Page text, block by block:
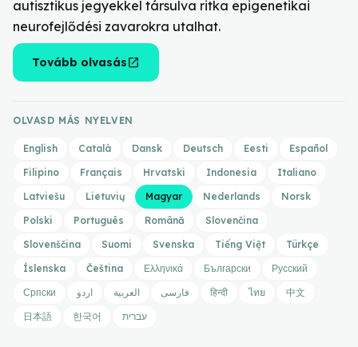
autisztikus jegyekkel társulva ritka epigenetikai
neurofejlődési zavarokra utalhat.
Tovább olvasásopen_in_new
OLVASD MÁS NYELVEN
English Català Dansk Deutsch Eesti
Español
Filipino
Français Hrvatski Indonesia
Italiano
Latviešu
Lietuvių Magyar Nederlands
Norsk
Polski
Português Română
Slovenčina
Slovenščina
Suomi Svenska Tiếng Việt
Türkçe
Íslenska
Čeština Ελληνικά Български
Русский
Српски
اردو العربية فارسی हिन्दी ไทย
中文
日本語
한국어 עברית